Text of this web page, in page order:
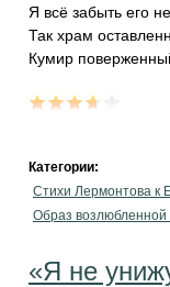
Я всё забыть его
Так храм
Кумир
Категории:
Стихи Лермонтова к
Образ возлюбленной
«Я не